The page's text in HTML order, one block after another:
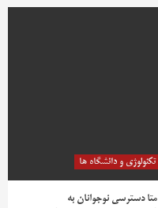
تکنولوژی و دانشگاه ها
متا دسترسی نوجوانان به